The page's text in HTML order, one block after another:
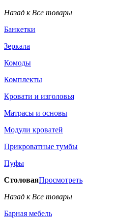
Назад к Все товары
Банкетки
Зеркала
Комоды
Комплекты
Кровати и изголовья
Матрасы и основы
Модули кроватей
Прикроватные тумбы
Пуфы
СтоловаяПросмотреть
Назад к Все товары
Барная мебель